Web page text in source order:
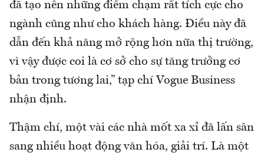
đã tạo nên những điểm chạm rất tích cực cho
ngành cũng như cho khách hàng. Điều này đã
dẫn đến khả năng mở rộng hơn nữa thị trường,
vì vậy được coi là cơ sở cho sự tăng trưởng cơ
bản trong tương lai,” tạp chí Vogue Business
nhận định.
Thậm chí, một vài các nhà mốt xa xỉ đã lấn sân
sang nhiều hoạt động văn hóa, giải trí. Là một